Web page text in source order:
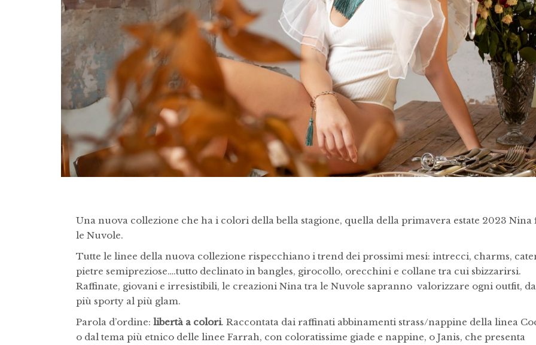
Una nuova collezione che ha i colori della bella stagione, quella della primavera estate 2023 Nina
le Nuvole.
Tutte le linee della nuova collezione rispecchiano i trend dei prossimi mesi: intrecci, charms,
pietre semipreziose….tutto declinato in bangles, girocollo, orecchini e collane tra cui sbizzarirsi.
Raffinate, giovani e irresistibili, le creazioni Nina tra le Nuvole sapranno valorizzare ogni outfit,
più sporty al più glam.
Parola d’ordine: libertà a colori. Raccontata dai raffinati abbinamenti strass/nappine della linea
o dal tema più etnico delle linee Farrah, con coloratissime giade e nappine, o Janis, che presenta